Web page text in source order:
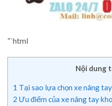
“`html
Nội dung
1 Tại sao lựa chọn xe nâng
2 Ưu điểm của xe nâng tay